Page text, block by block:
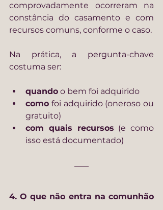
comprovadamente ocorreram na
constância do casamento e com
recursos comuns, conforme o caso.
Na prática, a pergunta-chave
costuma ser:
quando o bem foi adquirido
como foi adquirido (oneroso ou
gratuito)
com quais recursos (e como
isso está documentado)
4. O que não entra na comunhão